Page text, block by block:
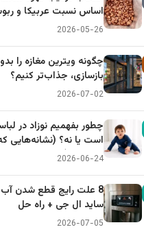
اساس نسبت عربیکا و ربوستا
2026-05-26
چگونه ویترین مغازه را بدون
بازسازی، جذاب‌تر کنیم؟
2026-07-02
چطور بفهمیم نوزاد در لباسش راحت
است یا نه؟ (نشانه‌هایی که هر مادر
باید بداند)
2026-06-24
8 علت رایج قطع شدن آب یخچال
ساید ال جی + راه حل
2026-07-05